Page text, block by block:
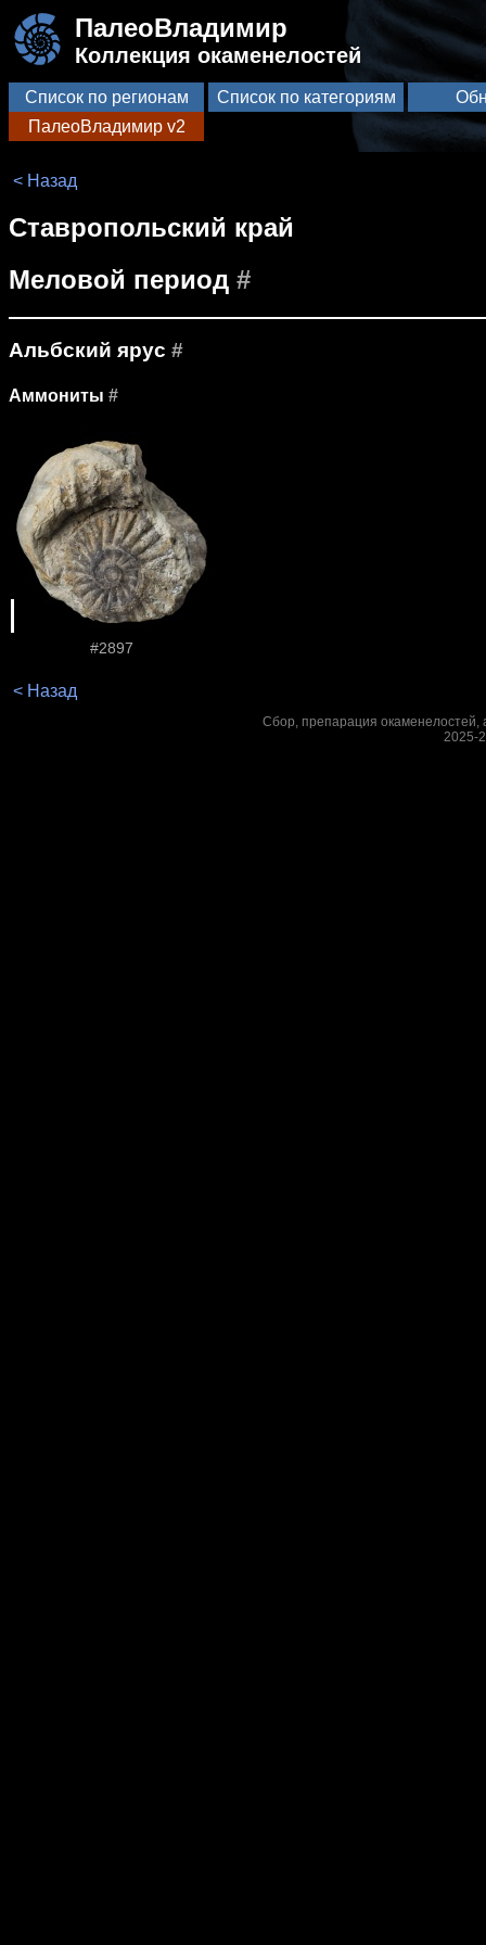
ПалеоВладимир
Коллекция окаменелостей
Список по регионам Список по категориям
ПалеоВладимир v2
< Назад
Ставропольский край
Меловой период #
Альбский ярус #
Аммониты #
#2897
< Назад
Сбор, препарация окаменелостей,
2025-